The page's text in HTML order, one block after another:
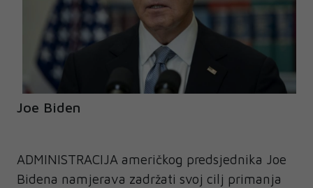
Joe Biden
ADMINISTRACIJA američkog predsjednika Joe
Bidena namjerava zadržati svoj cilj primanja